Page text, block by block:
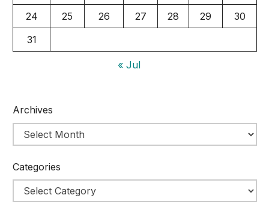
24
25 26 27 28 29
30
31
« Jul
Archives
Categories